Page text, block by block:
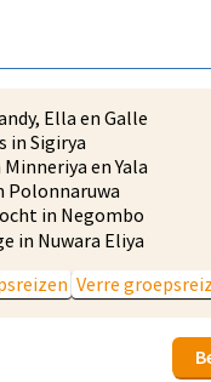
Ella en Galle
in Sigirya
en Yala
in Negombo
in Nuwara Eliya
Verre